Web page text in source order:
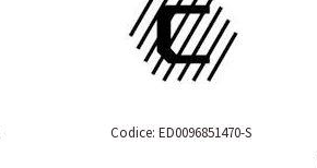
Codice: ED0096851470-S